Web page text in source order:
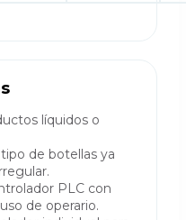
líquidos o
de botellas ya
PLC con
de operario.